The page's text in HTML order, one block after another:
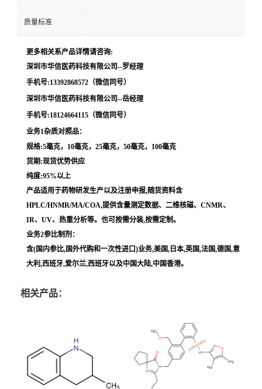
质量标准
更多相关系产品详情请咨询:
深圳市华信医药科技有限公司--罗经理
手机号:13392868572（微信同号）
深圳市华信医药科技有限公司--岳经理
手机号:18124664115（微信同号）
业务1杂质对照品：
规格:5毫克，10毫克，25毫克，50毫克，100毫克
货期:现货优势供应
纯度:95%以上
产品适用于药物研发生产以及注册申报,随货资料含
HPLC/HNMR/MA/COA,提供含量测定数据、二维核磁、CNMR、
IR、UV、热重分析等。也可按需分装,按需定制。
业务2参比制剂：
含(国内参比,国外代购和一次性进口)业务,美国,日本,英国,法国,德国,意
大利,西班牙,爱尔兰,西班牙以及中国大陆,中国香港。
相关产品：